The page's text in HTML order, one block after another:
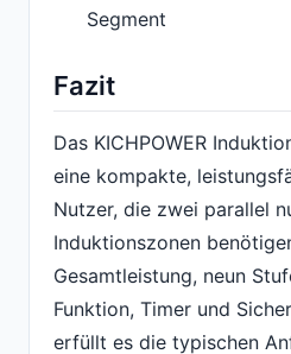
Segment
Fazit
Das KICHPOWER
eine kompakte,
Nutzer, die zwei parallel
Induktionszonen
Gesamtleistung, neun
Funktion, Timer und
erfüllt es die typischen